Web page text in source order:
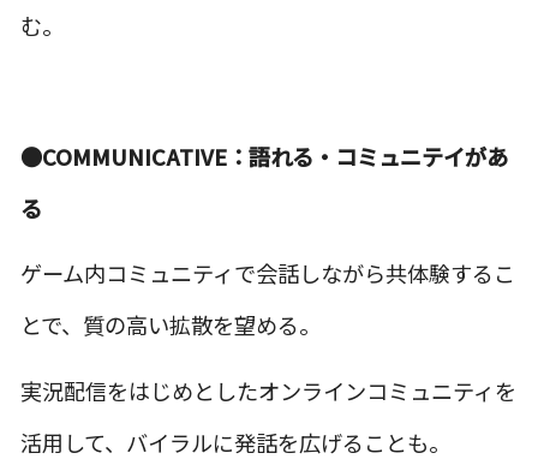
む。
●COMMUNICATIVE：語れる・コミュニテイがあ
る
ゲーム内コミュニティで会話しながら共体験するこ
とで、質の高い拡散を望める。
実況配信をはじめとしたオンラインコミュニティを
活用して、バイラルに発話を広げることも。